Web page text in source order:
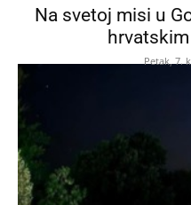
Na svetoj misi u
Petak, 7.